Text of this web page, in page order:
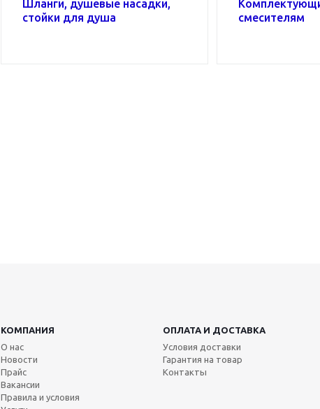
Шланги, душевые насадки,
стойки для душа
смесителям
КОМПАНИЯ ОПЛАТА И ДОСТАВКА
О нас
Новости
Прайс
Вакансии
Правила и условия
Условия доставки
Гарантия на товар
Контакты